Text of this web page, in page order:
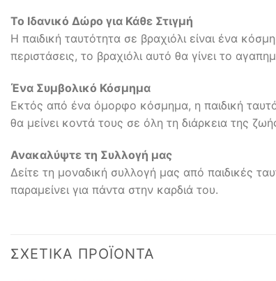
Το Ιδανικό Δώρο για Κάθε Στιγμή
Η παιδική ταυτότητα σε βραχιόλι είναι ένα
περιστάσεις, το βραχιόλι αυτό θα γίνει το
Ένα Συμβολικό Κόσμημα
Εκτός από ένα όμορφο κόσμημα, η παιδική
θα μείνει κοντά τους σε όλη τη διάρκεια της
Ανακαλύψτε τη Συλλογή μας
Δείτε τη μοναδική συλλογή μας από παιδικές
παραμείνει για πάντα στην καρδιά του.
ΣΧΕΤΙΚΆ ΠΡΟΪΌΝΤΑ